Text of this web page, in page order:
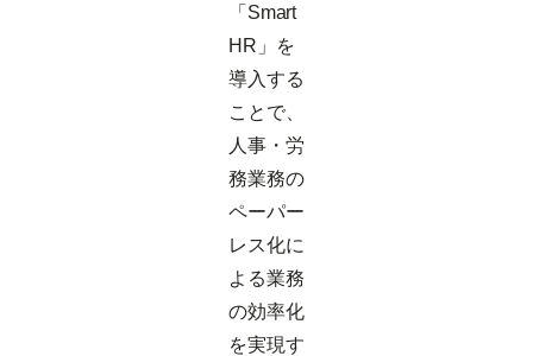
「Smart
HR」を
導入する
ことで、
人事・労
務業務の
ペーパー
レス化に
よる業務
の効率化
を実現す